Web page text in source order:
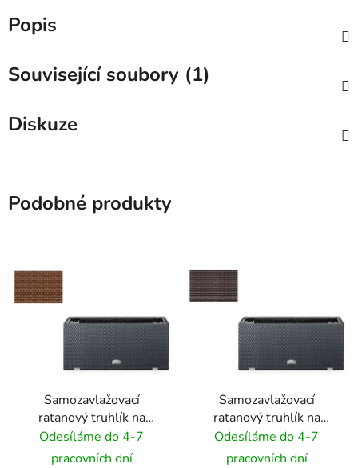
Popis
Související soubory (1)
Diskuze
Podobné produkty
Samozavlažovací
ratanový truhlík na
květiny RattanArt
95x30x43 RD01 barva
Odesíláme do 4-7
pracovních dní
Samozavlažovací
ratanový truhlík na
květiny RattanArt
95x30x43 RD02 tmavě
Odesíláme do 4-7
pracovních dní